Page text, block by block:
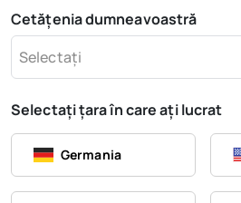
Cetățenia dumneavoastră
Selectați
Selectați țara în care ați lucrat
Germania